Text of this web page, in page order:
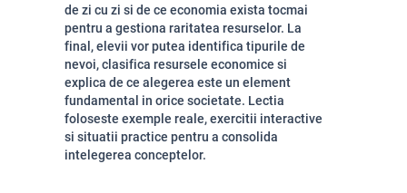
de zi cu zi si de ce economia exista tocmai
pentru a gestiona raritatea resurselor. La
final, elevii vor putea identifica tipurile de
nevoi, clasifica resursele economice si
explica de ce alegerea este un element
fundamental in orice societate. Lectia
foloseste exemple reale, exercitii interactive
si situatii practice pentru a consolida
intelegerea conceptelor.